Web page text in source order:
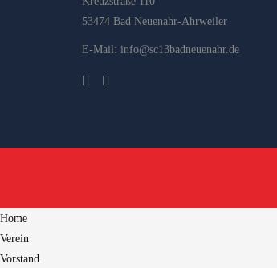
53474 Bad Neuenahr-Ahrweiler
E-Mail: info@sc13badneuenahr.de
Home
Verein
Vorstand